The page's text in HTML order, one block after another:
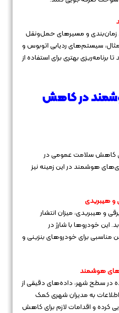
زمان‌بندی و مسیرهای حمل‌ونقل
سیستم‌های ردیابی اتوبوس و
بهتری برای استفاده از
در کاهش
کاهش سلامت عمومی در
هوشمند در این زمینه نیز
و هیبریدی
و هیبریدی، میزان انتشار
این خودروها با شارژ در
برای خودروهای بنزینی و
هوشمند
سطح شهر، داده‌های دقیقی از
به مدیران شهری کمک
کرده و اقدامات لازم برای کاهش